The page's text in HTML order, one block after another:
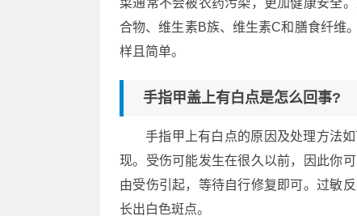
菜通常不会被农药污染，更加健康安全
合物、维生素B族、维生素C和膳食纤维
样且简单。
手指甲盖上有白点是怎么回事?
手指甲上有白点的原因及处理方法
现。受伤可能发生在很久以前，因此你
由受伤引起，等待自行修复即可。过敏
长出白色斑点。